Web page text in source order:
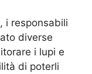
i responsabili
diverse
i lupi e
di poterli